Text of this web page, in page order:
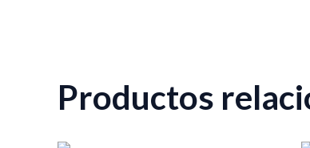
Productos